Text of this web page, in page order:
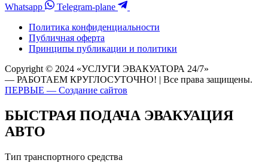
Whatsapp
Telegram-plane
Политика конфиденциальности
Публичная оферта
Принципы публикации и политики
Copyright © 2024 «УСЛУГИ ЭВАКУАТОРА 24/7»
— РАБОТАЕМ КРУГЛОСУТОЧНО! | Все права защищены.
ПЕРВЫЕ — Создание сайтов
БЫСТРАЯ ПОДАЧА ЭВАКУАЦИЯ
АВТО
Тип транспортного средства